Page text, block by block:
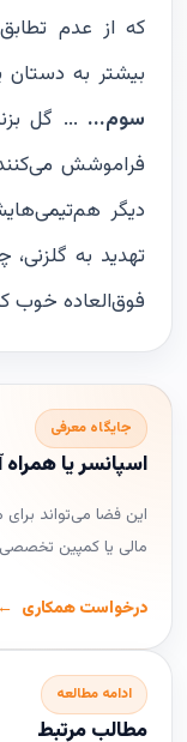
بیشتر به
سوم... ... گل
فراموشش
دیگر
فوق‌العاده خوب
جایگاه معرفی
اسپانسر یا
این فضا می‌تواند
مالی یا کمپین
درخواست همکاری
ادامه مطالعه
مطالب مرتبط